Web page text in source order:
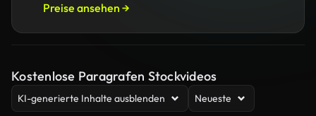
Preise ansehen →
Kostenlose Paragrafen Stockvideos
KI-generierte Inhalte ausblenden Neueste